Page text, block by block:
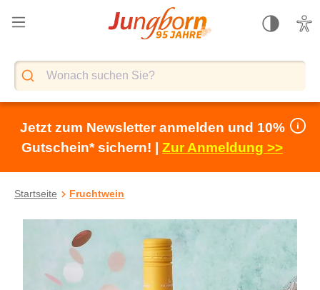
springen
Jetzt zum Newsletter anmelden und 10%
Gutschein* sichern! | Zur Anmeldung >>
Startseite Fruchtwein